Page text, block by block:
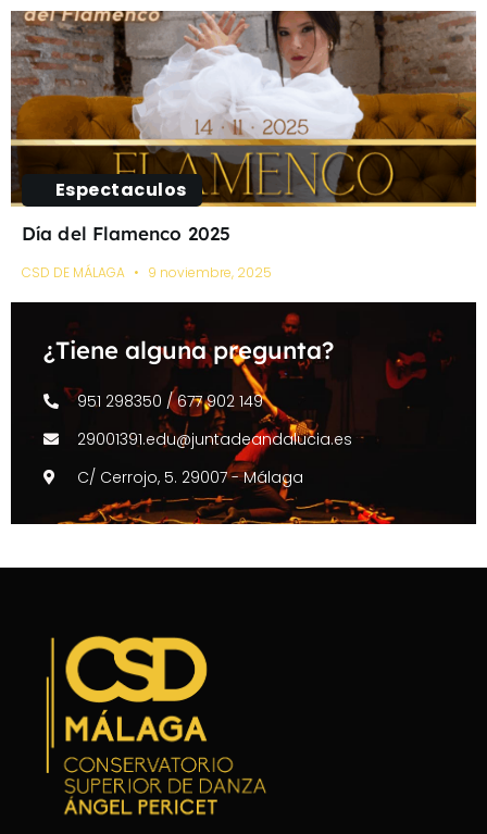
Espectaculos
Día del Flamenco 2025
CSD DE MÁLAGA 9 noviembre, 2025
¿Tiene alguna pregunta?
951 298350 / 677 902 149
29001391.edu@juntadeandalucia.es
C/ Cerrojo, 5. 29007 - Málaga